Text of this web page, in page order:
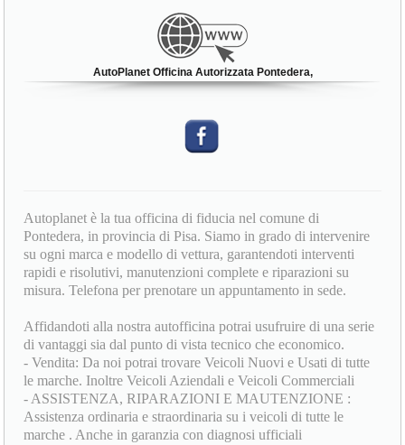
AutoPlanet Officina Autorizzata Pontedera,
Autoplanet è la tua officina di fiducia nel comune di
Pontedera, in provincia di Pisa. Siamo in grado di intervenire
su ogni marca e modello di vettura, garantendoti interventi
rapidi e risolutivi, manutenzioni complete e riparazioni su
misura. Telefona per prenotare un appuntamento in sede.
Affidandoti alla nostra autofficina potrai usufruire di una serie
di vantaggi sia dal punto di vista tecnico che economico.
- Vendita: Da noi potrai trovare Veicoli Nuovi e Usati di tutte
le marche. Inoltre Veicoli Aziendali e Veicoli Commerciali
- ASSISTENZA, RIPARAZIONI E MAUTENZIONE :
Assistenza ordinaria e straordinaria su i veicoli di tutte le
marche . Anche in garanzia con diagnosi ufficiali